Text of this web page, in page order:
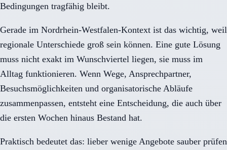
Bedingungen tragfähig bleibt.
Gerade im Nordrhein-Westfalen-Kontext ist das wichtig, weil
regionale Unterschiede groß sein können. Eine gute Lösung
muss nicht exakt im Wunschviertel liegen, sie muss im
Alltag funktionieren. Wenn Wege, Ansprechpartner,
Besuchsmöglichkeiten und organisatorische Abläufe
zusammenpassen, entsteht eine Entscheidung, die auch über
die ersten Wochen hinaus Bestand hat.
Praktisch bedeutet das: lieber wenige Angebote sauber prüfen